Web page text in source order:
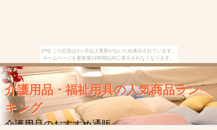
[PR] この広告は3ヶ月以上更新がないため表示されています。
ホームページを更新後24時間以内に表示されなくなります。
介護用品・福祉用具の人気商品ラン
キング
介護用品のおすすめ通販